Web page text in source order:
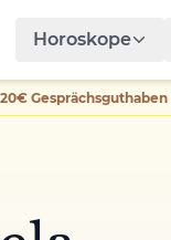
Horoskope
20€ Gesprächsguthaben